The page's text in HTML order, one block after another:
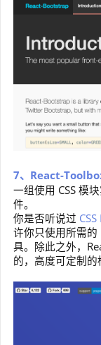
7、React-
一组使用 CSS 模
件。
你是否听说过
许你只使用所需的
具。除此之外，
的，高度可定制的